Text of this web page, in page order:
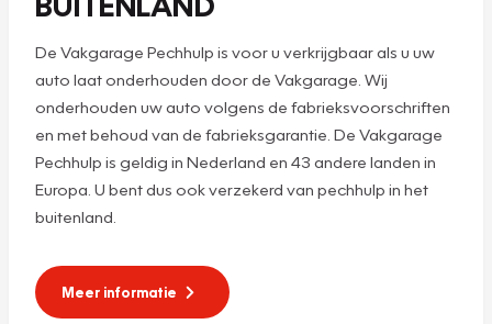
De Vakgarage Pechhulp is voor u verkrijgbaar als u uw
auto laat onderhouden door de Vakgarage. Wij
onderhouden uw auto volgens de fabrieksvoorschriften
en met behoud van de fabrieksgarantie. De Vakgarage
Pechhulp is geldig in Nederland en 43 andere landen in
Europa. U bent dus ook verzekerd van pechhulp in het
buitenland.
Meer informatie